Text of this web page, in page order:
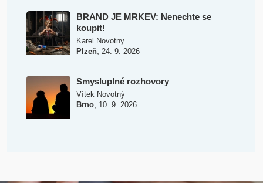
BRAND JE MRKEV: Nenechte se
koupit!
Karel Novotny
Plzeň, 24. 9. 2026
Smysluplné rozhovory
Vítek Novotný
Brno, 10. 9. 2026